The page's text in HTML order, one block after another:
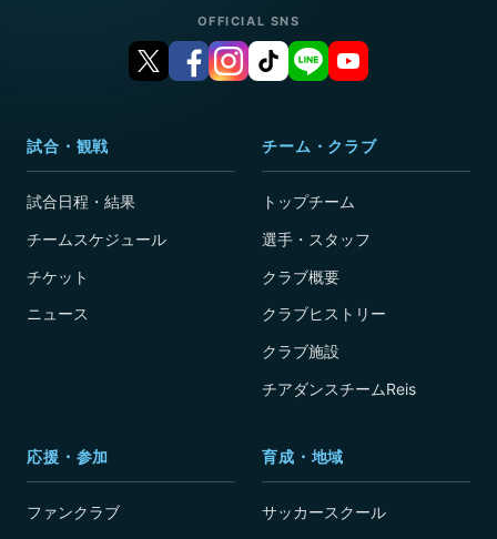
OFFICIAL SNS
試合・観戦
試合日程・結果
チームスケジュール
チケット
ニュース
チーム・クラブ
トップチーム
選手・スタッフ
クラブ概要
クラブヒストリー
クラブ施設
チアダンスチームReis
応援・参加
ファンクラブ
育成・地域
サッカースクール